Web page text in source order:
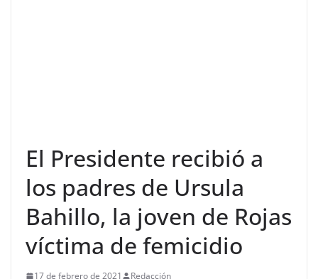
El Presidente recibió a
los padres de Ursula
Bahillo, la joven de Rojas
víctima de femicidio
17 de febrero de 2021 Redacción